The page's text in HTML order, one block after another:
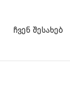
ჩვენ შესახებ